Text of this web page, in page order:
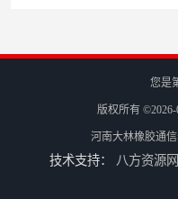
您是
版权所有 ©2026-
河南大林橡胶通
技术支持： 八方资源网